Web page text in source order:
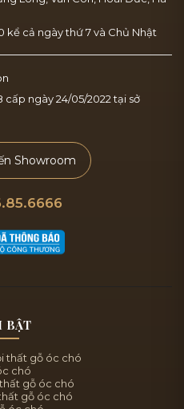
kể cả ngày thứ 7 và Chủ Nhật
cấp ngày 24/05/2022 tại sở
Showroom
BẬT
thất gỗ óc chó
chó
gỗ óc chó
gỗ óc chó